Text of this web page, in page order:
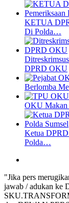
KETUA
Di Polda…
DPRD OKU
Berlomba
OKU Makan
Ketua
Polda…
"Jika pers
jawab / adukan ke